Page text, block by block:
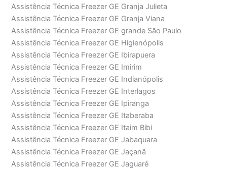
Assistência Técnica Freezer GE Granja Julieta
Assistência Técnica Freezer GE Granja Viana
Assistência Técnica Freezer GE grande São Paulo
Assistência Técnica Freezer GE Higienópolis
Assistência Técnica Freezer GE Ibirapuera
Assistência Técnica Freezer GE Imirim
Assistência Técnica Freezer GE Indianópolis
Assistência Técnica Freezer GE Interlagos
Assistência Técnica Freezer GE Ipiranga
Assistência Técnica Freezer GE Itaberaba
Assistência Técnica Freezer GE Itaim Bibi
Assistência Técnica Freezer GE Jabaquara
Assistência Técnica Freezer GE Jaçanã
Assistência Técnica Freezer GE Jaguaré